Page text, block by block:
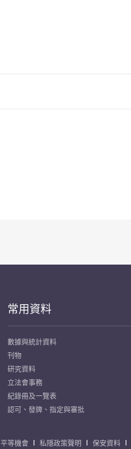
常用資料
數據與統計資料
刊物
研究資料
立法會事務
紀錄冊及一覽表
認可、發牌、指定與審批
平等機會 私隱政策聲明 保安資料